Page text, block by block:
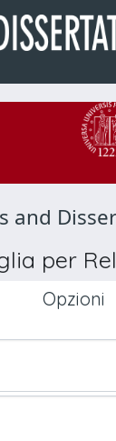
and
per
Opzioni